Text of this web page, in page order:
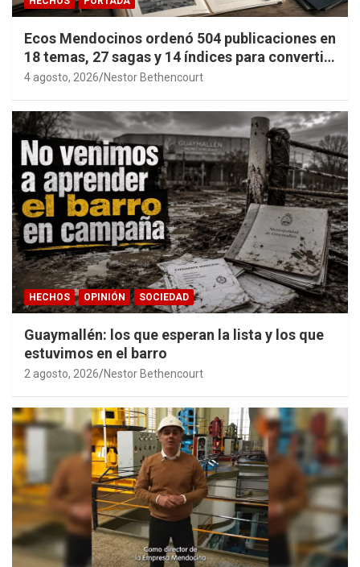
Ecos Mendocinos ordenó 504 publicaciones en
18 temas, 27 sagas y 14 índices para convertir
años de investigación en memoria pública
4 agosto, 2026 Nestor Bethencourt
HECHOS OPINIÓN SOCIEDAD
Guaymallén: los que esperan la lista y los que
estuvimos en el barro
2 agosto, 2026 Nestor Bethencourt